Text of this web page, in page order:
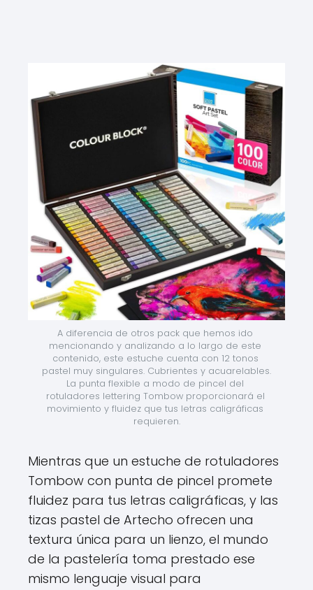
A diferencia de otros pack que hemos ido
mencionando y analizando a lo largo de este
contenido, este estuche cuenta con 12 tonos
pastel muy singulares. Cubrientes y acuarelables.
La punta flexible a modo de pincel del
rotuladores lettering Tombow proporcionará el
movimiento y fluidez que tus letras caligráficas
requieren.
Mientras que un estuche de rotuladores
Tombow con punta de pincel promete
fluidez para tus letras caligráficas, y las
tizas pastel de Artecho ofrecen una
textura única para un lienzo, el mundo
de la pastelería toma prestado ese
mismo lenguaje visual para